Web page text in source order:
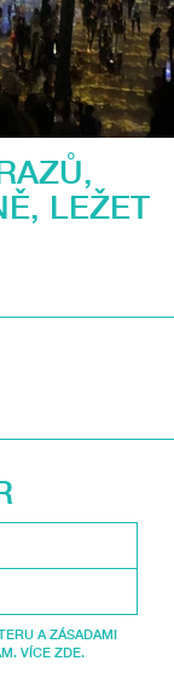
LEŽET
A ZÁSADAMI
VÍCE ZDE.